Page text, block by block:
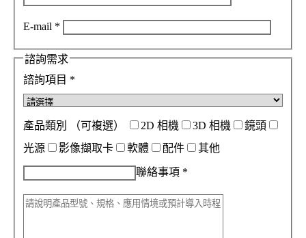
E-mail *
諮詢需求
諮詢項目 *
產品類別 （可複選） 2D 相機 3D 相機
鏡頭
光源
影像擷取卡 軟體 配件 其他
聯絡事項 *